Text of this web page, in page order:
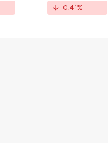
-0.41%